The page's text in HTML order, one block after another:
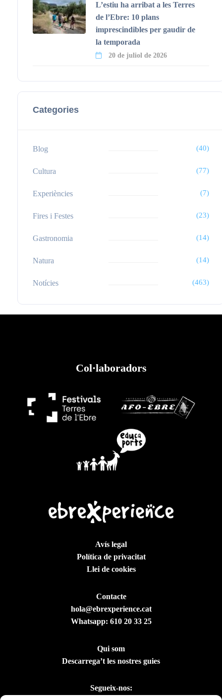
L’estiu ha arribat a les Terres
de l’Ebre: 10 plans
imprescindibles per gaudir de
la temporada
20 de juliol de 2026
Categories
Blog (40)
Cultura (77)
Experiències (7)
Fires i Festes (23)
Gastronomia (14)
Natura (14)
Notícies (463)
Col·laboradors
Avís legal
Política de privacitat
Llei de cookies
Contacte
hola@ebrexperience.cat
Whatsapp: 610 20 33 25
Qui som
Descarrega’t les nostres guies
Segueix-nos: